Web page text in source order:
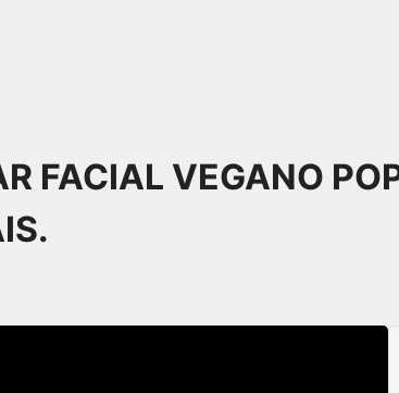
FACIAL VEGANO